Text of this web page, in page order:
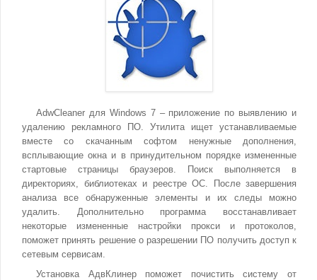
AdwCleaner для Windows 7 – приложение по выявлению и
удалению рекламного ПО. Утилита ищет устанавливаемые
вместе со скачанным софтом ненужные дополнения,
всплывающие окна и в принудительном порядке измененные
стартовые страницы браузеров. Поиск выполняется в
директориях, библиотеках и реестре ОС. После завершения
анализа все обнаруженные элементы и их следы можно
удалить. Дополнительно программа восстанавливает
некоторые измененные настройки прокси и протоколов,
поможет принять решение о разрешении ПО получить доступ к
сетевым сервисам.
Установка АдвКлинер поможет почистить систему от